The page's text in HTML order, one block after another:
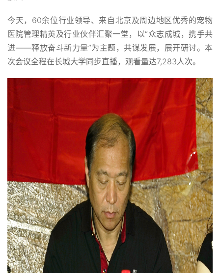
今天，60余位行业领导、来自北京及周边地区优秀的宠物
医院管理精英及行业伙伴汇聚一堂，以“众志成城，携手共
进——释放奋斗新力量”为主题，共谋发展，展开研讨。本
次会议全程在长城大学同步直播，观看量达7,283人次。